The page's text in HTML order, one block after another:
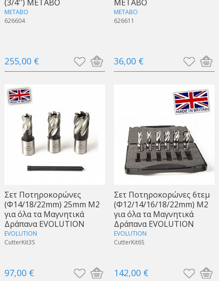
(3/4'') METABO
METABO
626604
255,00 €
METABO
METABO
626611
36,00 €
Σετ Ποτηροκορώνες
(Φ14/18/22mm) 25mm Μ2
για όλα τα Μαγνητικά
Δράπανα EVOLUTION
EVOLUTION
CutterKit3S
97,00 €
Σετ Ποτηροκορώνες 6τεμ
(Φ12/14/16/18/22mm) Μ2
για όλα τα Μαγνητικά
Δράπανα EVOLUTION
EVOLUTION
CutterKit6S
142,00 €